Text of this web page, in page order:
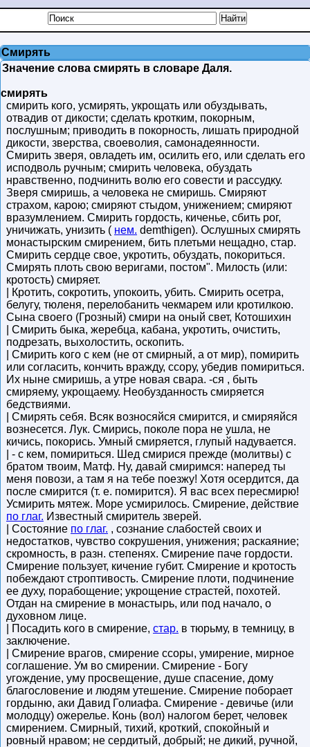
Смирять
Значение слова смирять в словаре Даля.
смирять
смирить кого, усмирять, укрощать или обуздывать,
отвадив от дикости; сделать кротким, покорным,
послушным; приводить в покорность, лишать природной
дикости, зверства, своеволия, самонадеянности.
Смирить зверя, овладеть им, осилить его, или сделать его
исподволь ручным; смирить человека, обуздать
нравственно, подчинить волю его совести и рассудку.
Зверя смиришь, а человека не смиришь. Смиряют
страхом, карою; смиряют стыдом, унижением; смиряют
вразумлением. Смирить гордость, киченье, сбить рог,
уничижать, унизить ( нем. demthigen). Ослушных смирять
монастырским смирением, бить плетьми нещадно, стар.
Смирить сердце свое, укротить, обуздать, покориться.
Смирять плоть свою веригами, постом". Милость (или:
кротость) смиряет.
| Кротить, сокротить, упокоить, убить. Смирить осетра,
белугу, тюленя, перелобанить чекмарем или кротилкою.
Сына своего (Грозный) смири на оный свет, Котошихин
| Смирить быка, жеребца, кабана, укротить, очистить,
подрезать, выхолостить, оскопить.
| Смирить кого с кем (не от смирный, а от мир), помирить
или согласить, кончить вражду, ссору, убедив помириться.
Их ныне смиришь, а утре новая свара. -ся , быть
смиряему, укрощаему. Необузданность смиряется
бедствиями.
| Смирять себя. Всяк возносяйся смирится, и смиряяйся
вознесется. Лук. Смирись, поколе пора не ушла, не
кичись, покорись. Умный смиряется, глупый надувается.
| - с кем, помириться. Шед смирися прежде (молитвы) с
братом твоим, Матф. Ну, давай смиримся: наперед ты
меня повози, а там я на тебе поезжу! Хотя осердится, да
после смирится (т. е. помирится). Я вас всех пересмирю!
Усмирить мятеж. Море усмирилось. Смирение, действие
по глаг. Известный смиритель зверей.
| Состояние по глаг. , сознание слабостей своих и
недостатков, чувство сокрушения, унижения; раскаяние;
скромность, в разн. степенях. Смирение паче гордости.
Смирение пользует, кичение губит. Смирение и кротость
побеждают строптивость. Смирение плоти, подчинение
ее духу, порабощение; укрощение страстей, похотей.
Отдан на смирение в монастырь, или под начало, о
духовном лице.
| Посадить кого в смирение, стар. в тюрьму, в темницу, в
заключение.
| Смирение врагов, смирение ссоры, умирение, мирное
соглашение. Ум во смирении. Смирение - Богу
угождение, уму просвещение, душе спасение, дому
благословение и людям утешение. Смирение поборает
гордыню, аки Давид Голиафа. Смирение - девичье (или
молодцу) ожерелье. Конь (вол) налогом берет, человек
смирением. Смирный, тихий, кроткий, спокойный и
ровный нравом; не сердитый, добрый; не дикий, ручной,